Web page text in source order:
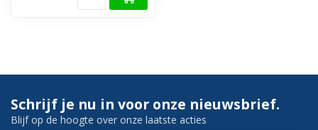
Schrijf je nu in voor onze nieuwsbrief.
Blijf op de hoogte over onze laatste acties